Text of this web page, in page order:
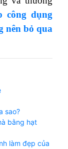
công dụng
nên bỏ qua
sao?
bằng hạt
làm đẹp của